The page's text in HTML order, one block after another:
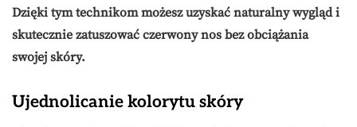
Dzięki tym technikom możesz uzyskać naturalny wygląd i
skutecznie zatuszować czerwony nos bez obciążania
swojej skóry.
Ujednolicanie kolorytu skóry